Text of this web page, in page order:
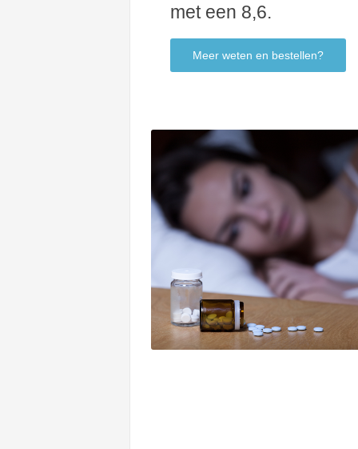
met een 8,6.
Meer weten en bestellen?